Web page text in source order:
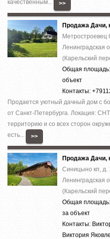
качественным...
>>
Продажа Дачи,
Метростроевец
Ленинградская
(Карельский
Общая
объект
Контакты:
Продается уютный дачный дом с
от Санкт-Петербурга. Локация:
территорию и со всех сторон
есть...
>>
Продажа Дачи,
Синицыно кп, д.
Ленинградская
(Карельский
Общая
за объект
Контакты:
Виктория